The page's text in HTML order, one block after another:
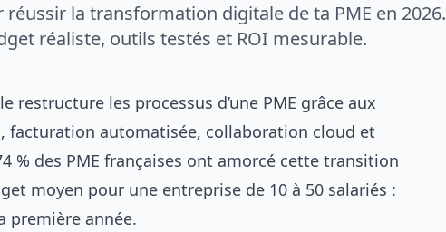
la transformation digitale de ta PME en 2026.
réaliste, outils testés et ROI mesurable.
restructure les processus d’une PME grâce aux
facturation automatisée, collaboration cloud et
% des PME françaises ont amorcé cette transition
moyen pour une entreprise de 10 à 50 salariés :
première année.